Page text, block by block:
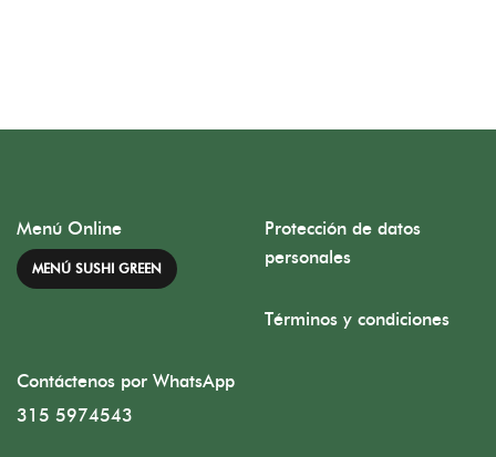
Menú Online
MENÚ SUSHI GREEN
Protección de datos
personales
Términos y condiciones
Contáctenos por WhatsApp
315 5974543